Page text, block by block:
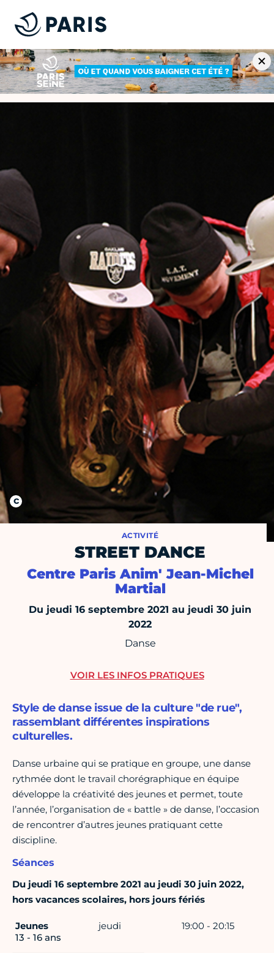
ACTIVITÉ
STREET DANCE
Centre Paris Anim' Jean-Michel
Martial
Du jeudi 16 septembre 2021 au jeudi 30 juin
2022
Danse
Style de danse issue de la culture "de rue",
rassemblant différentes inspirations
culturelles.
Danse urbaine qui se pratique en groupe, une danse
rythmée dont le travail chorégraphique en équipe
développe la créativité des jeunes et permet, toute
l’année, l’organisation de « battle » de danse, l’occasion
de rencontrer d’autres jeunes pratiquant cette
discipline.
Séances
Du jeudi 16 septembre 2021 au jeudi 30 juin 2022,
hors vacances scolaires, hors jours fériés
Jeunes
13 - 16 ans
jeudi 19:00 - 20:15
VOIR LES INFOS PRATIQUES